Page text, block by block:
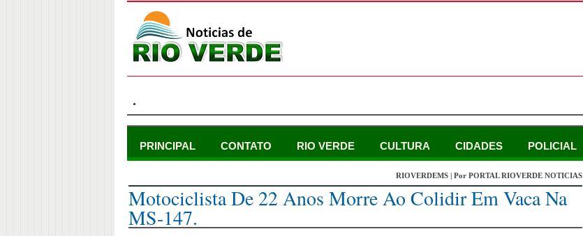
.
PRINCIPAL CONTATO RIO VERDE CULTURA CIDADES POLICIAL
RIOVERDEMS | Por PORTAL RIOVERDE NOTICIAS
Motociclista De 22 Anos Morre Ao Colidir Em Vaca Na
MS-147.